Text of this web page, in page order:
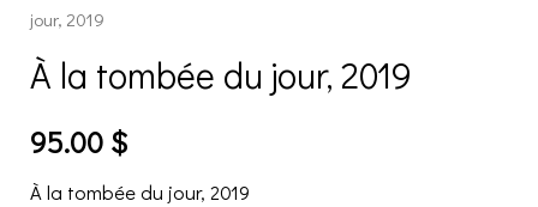
jour, 2019
À la tombée du jour, 2019
95.00 $
À la tombée du jour, 2019